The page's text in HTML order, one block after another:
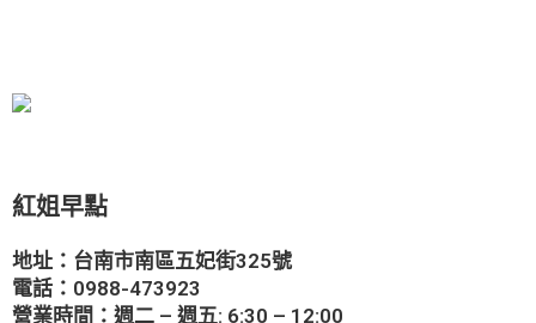
紅姐早點
地址：台南市南區五妃街325號
電話：0988-473923
營業時間：週二 – 週五: 6:30 – 12:00